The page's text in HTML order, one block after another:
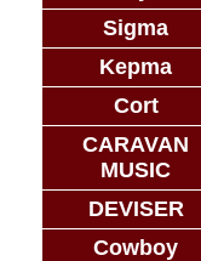
Sigma
Kepma
Cort
CARAVAN
MUSIC
DEVISER
Cowboy